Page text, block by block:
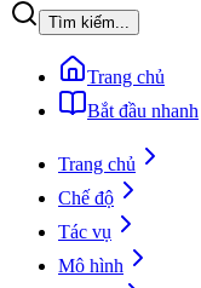
Tìm kiếm...
Trang chủ
Bắt đầu nhanh
Trang chủ
Chế độ
Tác vụ
Mô hình